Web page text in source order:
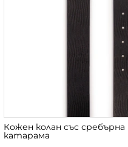
Кожен колан със сребърна
катарама